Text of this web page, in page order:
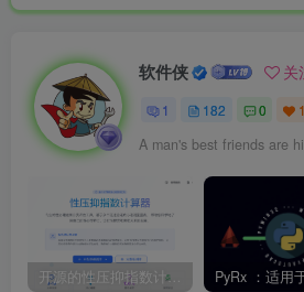
软件侠 关
1 182 0 1
A man's best friends are
开源的性压抑指数计算器，旨在帮助用户科学地了解自己的性心理特征，促进性健康和亲密关系的发展。